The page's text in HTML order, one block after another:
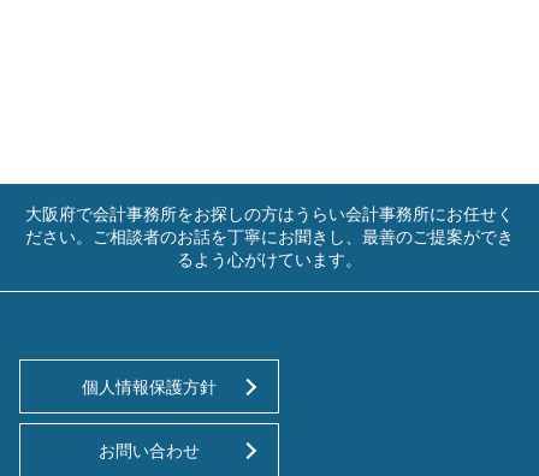
大阪府で会計事務所をお探しの方はうらい会計事務所にお任せく
ださい。ご相談者のお話を丁寧にお聞きし、最善のご提案ができ
るよう心がけています。
個人情報保護方針
お問い合わせ